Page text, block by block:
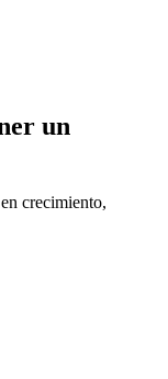
un
crecimiento,